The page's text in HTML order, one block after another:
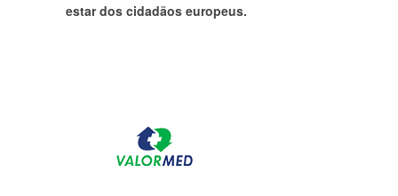
estar dos cidadãos europeus.